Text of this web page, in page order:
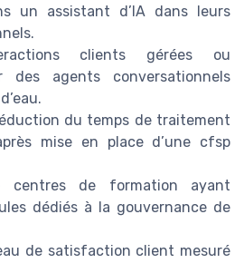
un assistant d’IA dans leurs
clients gérées ou
des agents conversationnels
du temps de traitement
mise en place d’une cfsp
centres de formation ayant
dédiés à la gouvernance de
de satisfaction client mesuré